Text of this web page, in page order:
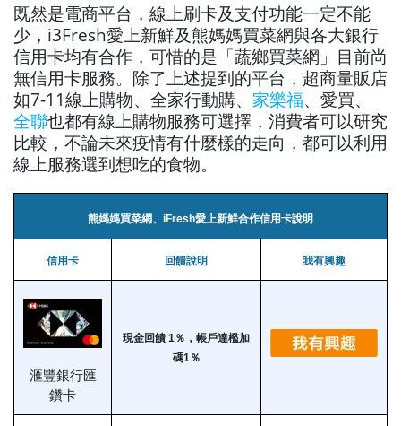
既然是電商平台，線上刷卡及支付功能一定不能
少，i3Fresh愛上新鮮及熊媽媽買菜網與各大銀行
信用卡均有合作，可惜的是「蔬鄉買菜網」目前尚
無信用卡服務。除了上述提到的平台，超商量販店
如7-11線上購物、全家行動購、 家樂福、愛買、
全聯也都有線上購物服務可選擇，消費者可以研究
比較，不論未來疫情有什麼樣的走向，都可以利用
線上服務選到想吃的食物。
熊媽媽買菜網、iFresh愛上新鮮合作信用卡說明
信用卡 回饋說明 我有興趣
滙豐銀行匯
鑽卡
現金回饋 1％，帳戶達檻加
碼1％